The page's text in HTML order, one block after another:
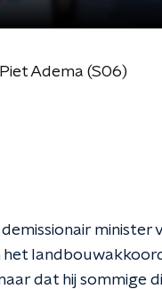
Adema (S06)
minister
dat hij sommige